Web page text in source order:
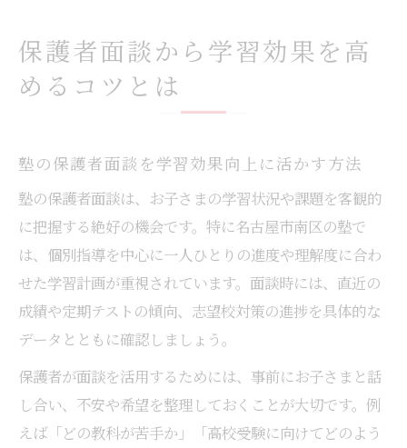
保護者面談から学習効果を高
めるコツとは
塾の保護者面談を学習効果向上に活かす方法
塾の保護者面談は、お子さまの学習状況や課題を客観的
に把握する絶好の機会です。特に名古屋市南区の塾で
は、個別指導を中心に一人ひとりの進度や理解度に合わ
せた学習計画が重視されています。面談時には、直近の
成績や定期テストの傾向、志望校対策の進捗を具体的な
データとともに確認しましょう。
保護者が面談を活用するためには、事前にお子さまと話
し合い、不安や希望を整理しておくことが大切です。例
えば「どの教科が苦手か」「高校受験に向けてどのよう